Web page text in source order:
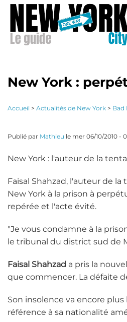
Aller
contenu
principal
New York :
Accueil > Actualités de New York > Bad
Publié par Mathieu le mer 06/10/2010 -
New York : l'auteur de la
Faisal Shahzad, l'auteur de
New York à la prison à
repérée et l'acte évité.
"Je vous condamne à la
le tribunal du district sud de
Faisal Shahzad a pris la
que commencer. La défaite
Son insolence va encore
référence à sa nationalité